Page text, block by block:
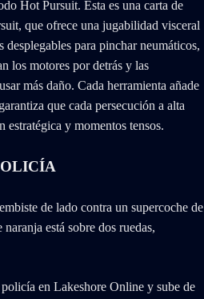
Hot Pursuit. Esta es una carta de
que ofrece una jugabilidad visceral
desplegables para pinchar neumáticos,
los motores por detrás y las
más daño. Cada herramienta añade
que cada persecución a alta
estratégica y momentos tensos.
en Lakeshore Online y sube de